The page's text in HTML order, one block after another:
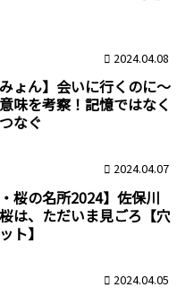
2024.04.08
みょん】会いに行くのに～
味を考察！記憶ではなく
なぐ
2024.04.07
・桜の名所2024】佐保川
は、ただいま見ごろ【穴
ト】
2024.04.05